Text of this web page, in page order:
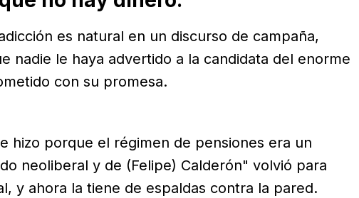
es natural en un discurso de campaña,
nadie le haya advertido a la candidata del enorme
con su promesa.
hizo porque el régimen de pensiones era un
neoliberal y de (Felipe) Calderón" volvió para
y ahora la tiene de espaldas contra la pared.